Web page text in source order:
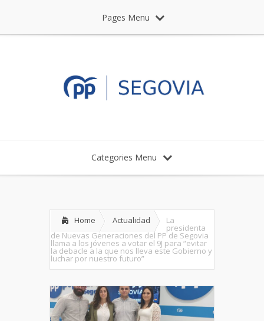
Pages Menu
Categories Menu
Home Actualidad La
presidenta
de Nuevas Generaciones del PP de Segovia
llama a los jóvenes a votar el 9J para “evitar
la debacle a la que nos lleva este Gobierno y
luchar por nuestro futuro”